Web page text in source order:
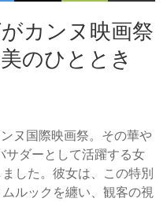
カンヌ映画祭
のひととき
ヌ国際映画祭。その華や
サダーとして活躍する女
した。彼女は、この特別
ルックを纏い、観客の視